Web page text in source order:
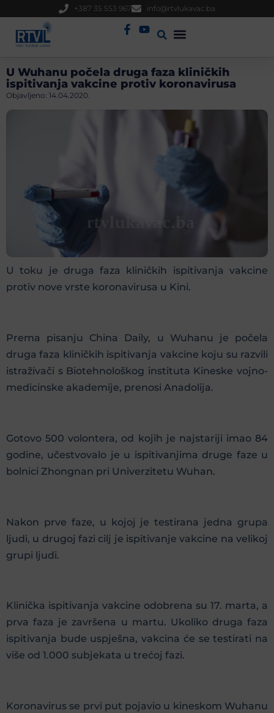
+387 35 553 967 info@rtvlukavac.ba
U Wuhanu počela druga faza kliničkih
ispitivanja vakcine protiv koronavirusa
Objavljeno: 14.04.2020.
U toku je druga faza kliničkih ispitivanja vakcine
protiv nove vrste koronavirusa u Kini.
Prema pisanju China Daily, u Wuhanu je počela
druga faza kliničkih ispitivanja vakcine koju su razvili
istraživači s Biotehnološkog instituta Kineske vojno-
medicinske akademije, prenosi Anadolija.
Gotovo 500 volontera, od kojih je najstariji imao 84
godine, učestvovalo je u ispitivanjima druge faze u
bolnici Zhongnan pri Univerzitetu Wuhan.
Nakon prve faze, u kojoj je testirana jedna grupa
ljudi, u drugoj fazi cilj je ispitivanje vakcine na velikoj
grupi ljudi.
Klinička ispitivanja vakcine odobrena su 17. marta, a
prva faza je završena u martu. Ukoliko druga faza
ispitivanja bude uspješna, vakcina će se testirati na
više od 1.000 subjekata u trećoj fazi.
Koronavirus se prvi put pojavio u kineskom Wuhanu